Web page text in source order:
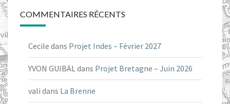
COMMENTAIRES RÉCENTS
Cecile dans Projet Indes – Février 2027
YVON GUIBALdans Projet Bretagne – Juin 2026
vali dans La Brenne